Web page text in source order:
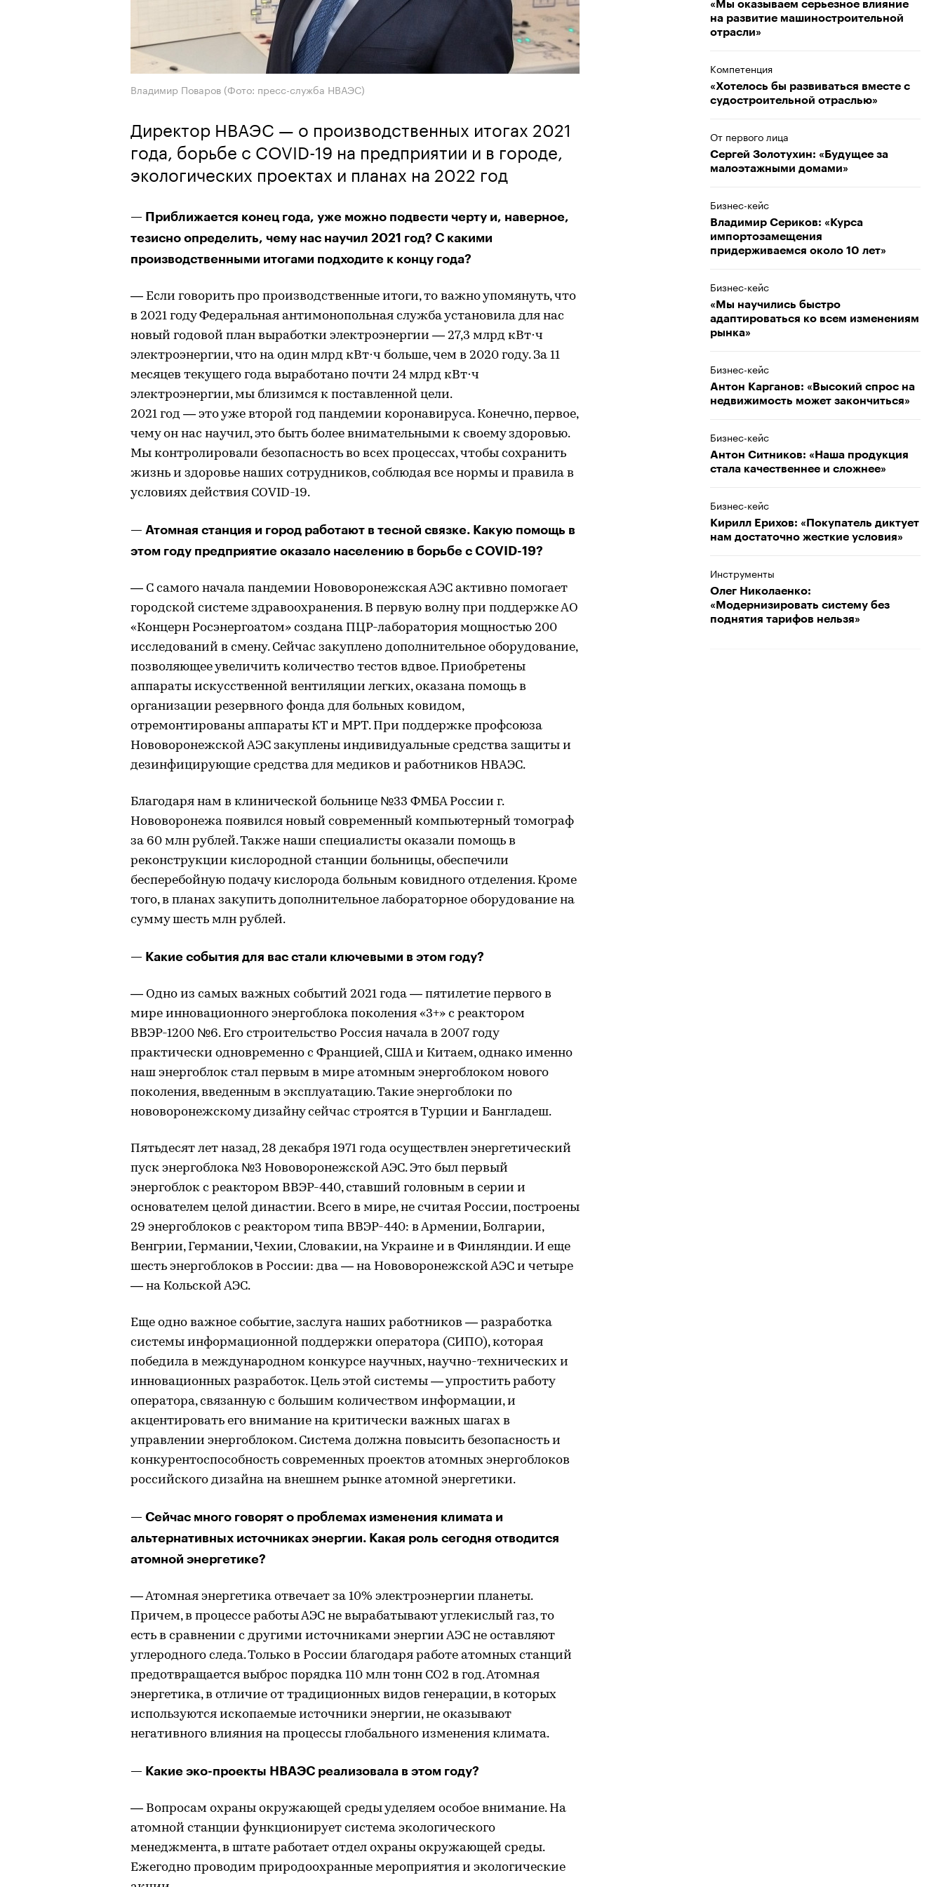
Владимир Поваров (Фото: пресс-служба НВАЭС)
Директор НВАЭС — о производственных итогах 2021
года, борьбе с COVID-19 на предприятии и в городе,
экологических проектах и планах на 2022 год
— Приближается конец года, уже можно подвести черту и, наверное,
тезисно определить, чему нас научил 2021 год? С какими
производственными итогами подходите к концу года?
— Если говорить про производственные итоги, то важно упомянуть, что
в 2021 году Федеральная антимонопольная служба установила для нас
новый годовой план выработки электроэнергии — 27,3 млрд кВт⋅ч
электроэнергии, что на один млрд кВт⋅ч больше, чем в 2020 году. За 11
месяцев текущего года выработано почти 24 млрд кВт⋅ч
электроэнергии, мы близимся к поставленной цели.
2021 год — это уже второй год пандемии коронавируса. Конечно, первое,
чему он нас научил, это быть более внимательными к своему здоровью.
Мы контролировали безопасность во всех процессах, чтобы сохранить
жизнь и здоровье наших сотрудников, соблюдая все нормы и правила в
условиях действия COVID-19.
— Атомная станция и город работают в тесной связке. Какую помощь в
этом году предприятие оказало населению в борьбе с COVID-19?
— С самого начала пандемии Нововоронежская АЭС активно помогает
городской системе здравоохранения. В первую волну при поддержке АО
«Концерн Росэнергоатом» создана ПЦР-лаборатория мощностью 200
исследований в смену. Сейчас закуплено дополнительное оборудование,
позволяющее увеличить количество тестов вдвое. Приобретены
аппараты искусственной вентиляции легких, оказана помощь в
организации резервного фонда для больных ковидом,
отремонтированы аппараты КТ и МРТ. При поддержке профсоюза
Нововоронежской АЭС закуплены индивидуальные средства защиты и
дезинфицирующие средства для медиков и работников НВАЭС.
Благодаря нам в клинической больнице №33 ФМБА России г.
Нововоронежа появился новый современный компьютерный томограф
за 60 млн рублей. Также наши специалисты оказали помощь в
реконструкции кислородной станции больницы, обеспечили
бесперебойную подачу кислорода больным ковидного отделения. Кроме
того, в планах закупить дополнительное лабораторное оборудование на
сумму шесть млн рублей.
— Какие события для вас стали ключевыми в этом году?
— Одно из самых важных событий 2021 года — пятилетие первого в
мире инновационного энергоблока поколения «3+» с реактором
ВВЭР-1200 №6. Его строительство Россия начала в 2007 году
практически одновременно с Францией, США и Китаем, однако именно
наш энергоблок стал первым в мире атомным энергоблоком нового
поколения, введенным в эксплуатацию. Такие энергоблоки по
нововоронежскому дизайну сейчас строятся в Турции и Бангладеш.
Пятьдесят лет назад, 28 декабря 1971 года осуществлен энергетический
пуск энергоблока №3 Нововоронежской АЭС. Это был первый
энергоблок с реактором ВВЭР-440, ставший головным в серии и
основателем целой династии. Всего в мире, не считая России, построены
29 энергоблоков с реактором типа ВВЭР-440: в Армении, Болгарии,
Венгрии, Германии, Чехии, Словакии, на Украине и в Финляндии. И еще
шесть энергоблоков в России: два — на Нововоронежской АЭС и четыре
— на Кольской АЭС.
Еще одно важное событие, заслуга наших работников — разработка
системы информационной поддержки оператора (СИПО), которая
победила в международном конкурсе научных, научно-технических и
инновационных разработок. Цель этой системы — упростить работу
оператора, связанную с большим количеством информации, и
акцентировать его внимание на критически важных шагах в
управлении энергоблоком. Система должна повысить безопасность и
конкурентоспособность современных проектов атомных энергоблоков
российского дизайна на внешнем рынке атомной энергетики.
— Сейчас много говорят о проблемах изменения климата и
альтернативных источниках энергии. Какая роль сегодня отводится
атомной энергетике?
— Атомная энергетика отвечает за 10% электроэнергии планеты.
Причем, в процессе работы АЭС не вырабатывают углекислый газ, то
есть в сравнении с другими источниками энергии АЭС не оставляют
углеродного следа. Только в России благодаря работе атомных станций
предотвращается выброс порядка 110 млн тонн СО2 в год. Атомная
энергетика, в отличие от традиционных видов генерации, в которых
используются ископаемые источники энергии, не оказывают
негативного влияния на процессы глобального изменения климата.
— Какие эко-проекты НВАЭС реализовала в этом году?
— Вопросам охраны окружающей среды уделяем особое внимание. На
атомной станции функционирует система экологического
менеджмента, в штате работает отдел охраны окружающей среды.
Ежегодно проводим природоохранные мероприятия и экологические
«Мы оказываем серьезное влияние
на развитие машиностроительной
отрасли»
Компетенция
«Хотелось бы развиваться вместе с
судостроительной отраслью»
От первого лица
Сергей Золотухин: «Будущее за
малоэтажными домами»
Бизнес-кейс
Владимир Сериков: «Курса
импортозамещения
придерживаемся около 10 лет»
Бизнес-кейс
«Мы научились быстро
адаптироваться ко всем изменениям
рынка»
Бизнес-кейс
Антон Карганов: «Высокий спрос на
недвижимость может закончиться»
Бизнес-кейс
Антон Ситников: «Наша продукция
стала качественнее и сложнее»
Бизнес-кейс
Кирилл Ерихов: «Покупатель диктует
нам достаточно жесткие условия»
Инструменты
Олег Николаенко:
«Модернизировать систему без
поднятия тарифов нельзя»